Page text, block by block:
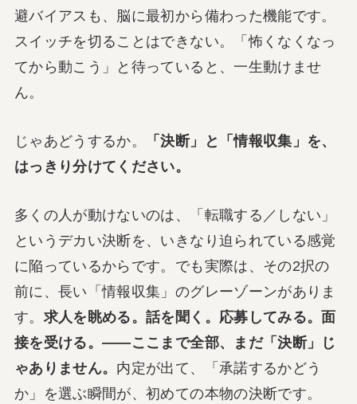
避バイアスも、脳に最初から備わった機能です。
スイッチを切ることはできない。「怖くなくなっ
てから動こう」と待っていると、一生動けませ
ん。
じゃあどうするか。
「決断」と「情報収集」を、
はっきり分けてください。
多くの人が動けないのは、「転職する／しない」
というデカい決断を、いきなり迫られている感覚
に陥っているからです。でも実際は、その2択の
前に、長い「情報収集」のグレーゾーンがありま
す。 求人を眺める。話を聞く。応募してみる。面
接を受ける。——ここまで全部、まだ「決断」じ
ゃありません。 内定が出て、「承諾するかどう
か」を選ぶ瞬間が、初めての本物の決断です。